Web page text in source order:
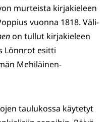
murteista kirjakieleen
vuonna 1818. Väli-
on tullut kirjakieleen
Lönnrot esitti
Mehiläinen-
taulukossa käytetyt